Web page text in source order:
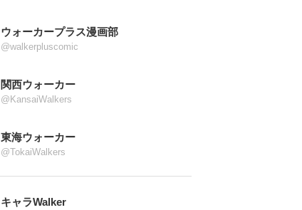
ウォーカープラス漫画部
@walkerpluscomic
関西ウォーカー
@KansaiWalkers
東海ウォーカー
@TokaiWalkers
キャラWalker